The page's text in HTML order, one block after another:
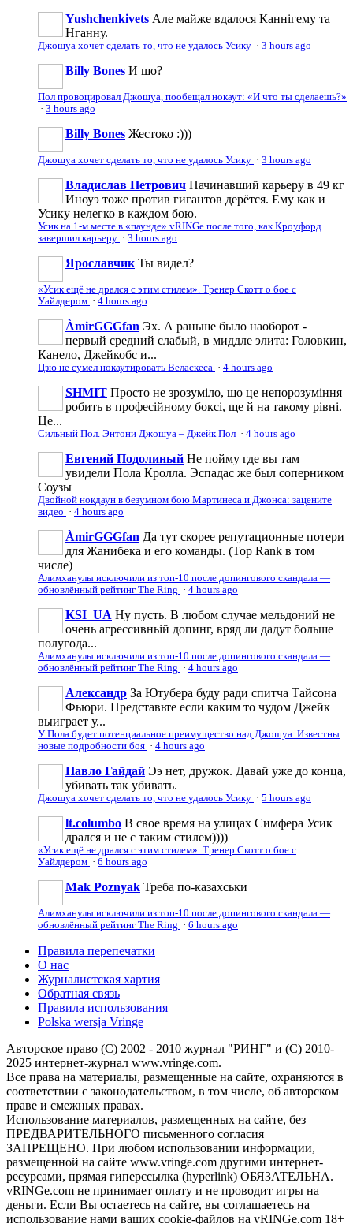
Yushchenkivets Але майже вдалося Каннігему та
Нганну.
Джошуа хочет сделать то, что не удалось Усику · 3 hours ago
Billy Bones И шо?
Пол провоцировал Джошуа, пообещал нокаут: «И что ты сделаешь?»
· 3 hours ago
Billy Bones Жестоко :)))
Джошуа хочет сделать то, что не удалось Усику · 3 hours ago
Владислав Петрович Начинавший карьеру в 49 кг
Иноуэ тоже против гигантов дерётся. Ему как и
Усику нелегко в каждом бою.
Усик на 1-м месте в «паунде» vRINGe после того, как Кроуфорд
завершил карьеру · 3 hours ago
Ярославчик Ты видел?
«Усик ещё не дрался с этим стилем». Тренер Скотт о бое с
Уайлдером · 4 hours ago
ÀmirGGGfan Эх. А раньше было наоборот -
первый средний слабый, в миддле элита: Головкин,
Канело, Джейкобс и...
Цзю не сумел нокаутировать Веласкеса · 4 hours ago
SHMIT Просто не зрозуміло, що це непорозуміння
робить в професійному боксі, ще й на такому рівні.
Це...
Сильный Пол. Энтони Джошуа – Джейк Пол · 4 hours ago
Евгений Подолиный Не пойму где вы там
увидели Пола Кролла. Эспадас же был соперником
Соузы
Двойной нокдаун в безумном бою Мартинеса и Джонса: зацените
видео · 4 hours ago
ÀmirGGGfan Да тут скорее репутационные потери
для Жанибека и его команды. (Top Rank в том
числе)
Алимханулы исключили из топ-10 после допингового скандала —
обновлённый рейтинг The Ring · 4 hours ago
KSI_UA Ну пусть. В любом случае мельдоний не
очень агрессивньій допинг, вряд ли дадут больше
полугода...
Алимханулы исключили из топ-10 после допингового скандала —
обновлённый рейтинг The Ring · 4 hours ago
Александр За Ютубера буду ради спитча Тайсона
Фьюри. Представьте если каким то чудом Джейк
выиграет у...
У Пола будет потенциальное преимущество над Джошуа. Известны
новые подробности боя · 4 hours ago
Павло Гайдай Ээ нет, дружок. Давай уже до конца,
убивать так убивать.
Джошуа хочет сделать то, что не удалось Усику · 5 hours ago
lt.columbo В свое время на улицах Симфера Усик
дрался и не с таким стилем))))
«Усик ещё не дрался с этим стилем». Тренер Скотт о бое с
Уайлдером · 6 hours ago
Mak Poznyak Треба по-казахськи
Алимханулы исключили из топ-10 после допингового скандала —
обновлённый рейтинг The Ring · 6 hours ago
Правила перепечатки
О нас
Журналистская хартия
Обратная связь
Правила использования
Polska wersja Vringe
Авторское право (С) 2002 - 2010 журнал "РИНГ" и (С) 2010-
2025 интернет-журнал www.vringe.com.
Все права на материалы, размещенные на сайте, охраняются в
соответствии с законодательством, в том числе, об авторском
праве и смежных правах.
Использование материалов, размещенных на сайте, без
ПРЕДВАРИТЕЛЬНОГО письменного согласия
ЗАПРЕЩЕНО. При любом использовании информации,
размещенной на сайте www.vringe.com другими интернет-
ресурсами, прямая гиперссылка (hyperlink) ОБЯЗАТЕЛЬНА.
vRINGe.com не принимает оплату и не проводит игры на
деньги. Если Вы остаетесь на сайте, вы соглашаетесь на
использование нами ваших cookie-файлов на vRINGe.com 18+